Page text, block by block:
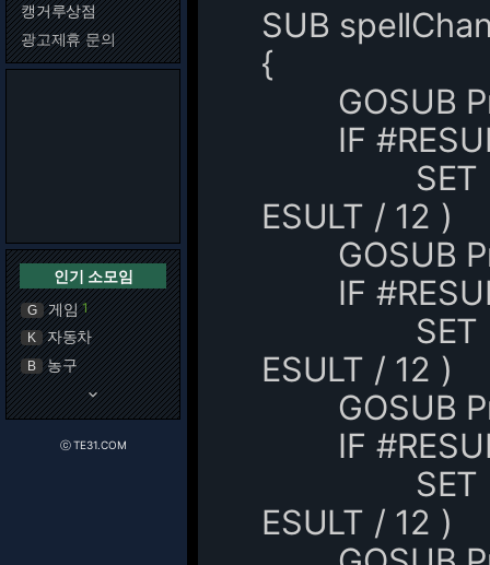
캥거루상점
광고제휴 문의
인기 소모임
G 게임 1
K 자동차
B 농구
keyboard_arrow_down
ⓒ TE31.COM
SUB
{
GOSUB
IF
SET
ESULT / 12 )
GOSUB
IF
SET
ESULT / 12 )
GOSUB
IF
SET
ESULT / 12 )